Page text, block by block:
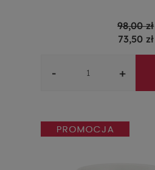
98,00 zł
73,50 zł
- +